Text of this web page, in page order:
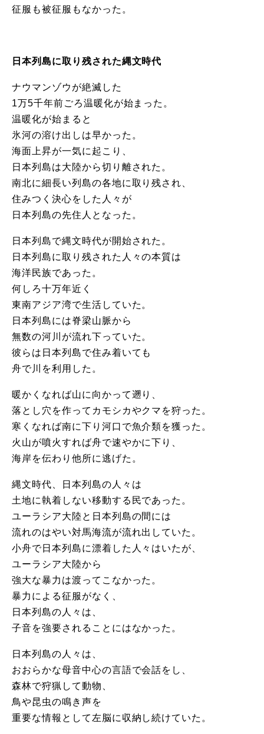
征服も被征服もなかった。
日本列島に取り残された縄文時代
ナウマンゾウが絶滅した
1万5千年前ごろ温暖化が始まった。
温暖化が始まると
氷河の溶け出しは早かった。
海面上昇が一気に起こり、
日本列島は大陸から切り離された。
南北に細長い列島の各地に取り残され、
住みつく決心をした人々が
日本列島の先住人となった。
日本列島で縄文時代が開始された。
日本列島に取り残された人々の本質は
海洋民族であった。
何しろ十万年近く
東南アジア湾で生活していた。
日本列島には脊梁山脈から
無数の河川が流れ下っていた。
彼らは日本列島で住み着いても
舟で川を利用した。
暖かくなれば山に向かって遡り、
落とし穴を作ってカモシカやクマを狩った。
寒くなれば南に下り河口で魚介類を獲った。
火山が噴火すれば舟で速やかに下り、
海岸を伝わり他所に逃げた。
縄文時代、日本列島の人々は
土地に執着しない移動する民であった。
ユーラシア大陸と日本列島の間には
流れのはやい対馬海流が流れ出していた。
小舟で日本列島に漂着した人々はいたが、
ユーラシア大陸から
強大な暴力は渡ってこなかった。
暴力による征服がなく、
日本列島の人々は、
子音を強要されることにはなかった。
日本列島の人々は、
おおらかな母音中心の言語で会話をし、
森林で狩猟して動物、
鳥や昆虫の鳴き声を
重要な情報として左脳に収納し続けていた。